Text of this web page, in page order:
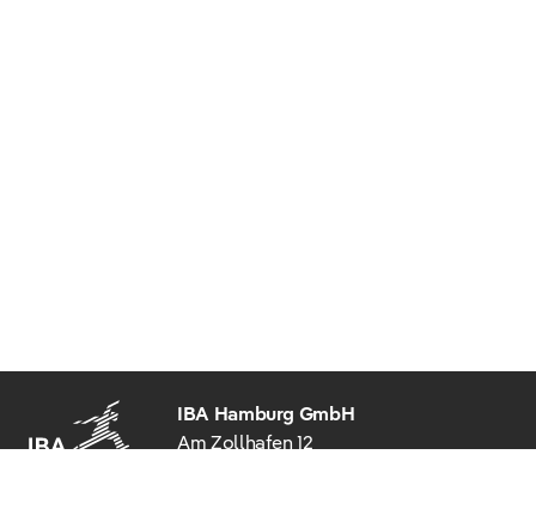
IBA Hamburg GmbH
Am Zollhafen 12